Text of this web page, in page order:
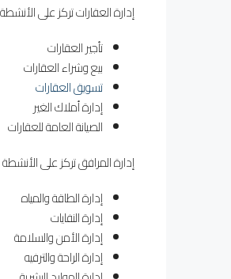
إدارة العقارات تركز على الأنشطة
تأجير العقارات
بيع وشراء العقارات
تسويق العقارات
إدارة أملاك الغير
الصيانة العامة للعقارات
إدارة المرافق تركز على الأنشطة
إدارة الطاقة والمياه
إدارة النفايات
إدارة الأمن والسلامة
إدارة الراحة والترفيه